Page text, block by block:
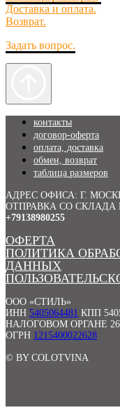
Доставка и оплата.
Возврат.
Задать вопрос.
контакты
договор-оферта
оплата, доставка
обмен, возврат
таблица размеров
АДРЕС ОФИСА: Г.
ОТПРАВКА СО СКЛАДА
+79138980255
ОФЕРТА
ПОЛИТИКА
ДАННЫХ
ООО «СТИЛЬ»
ИНН 5405064481 КПП
НАЛОГОВОМ ОРГАНЕ
ОГРН 1215400022628
© BY COLOTVINA